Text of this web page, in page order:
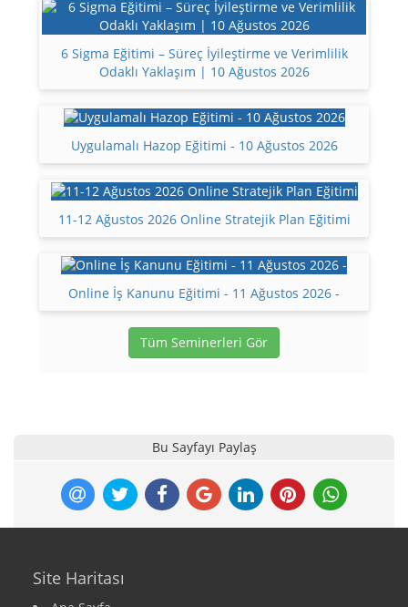
6 Sigma Eğitimi – Süreç İyileştirme ve Verimlilik
Odaklı Yaklaşım | 10 Ağustos 2026
Uygulamalı Hazop Eğitimi - 10 Ağustos 2026
11-12 Ağustos 2026 Online Stratejik Plan Eğitimi
Online İş Kanunu Eğitimi - 11 Ağustos 2026 -
Tüm Seminerleri Gör
Bu Sayfayı Paylaş
Site Haritası